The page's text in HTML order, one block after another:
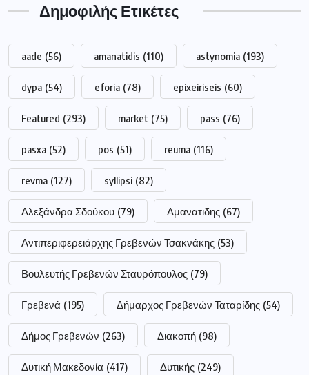
Δημοφιλής Ετικέτες
aade (56) amanatidis (110) astynomia (193)
dypa (54) eforia (78) epixeiriseis (60)
Featured (293) market (75) pass (76)
pasxa (52) pos (51) reuma (116)
revma (127) syllipsi (82)
Αλεξάνδρα Σδούκου (79) Αμανατιδης (67)
Αντιπεριφερειάρχης Γρεβενών Τσακνάκης (53)
Βουλευτής Γρεβενών Σταυρόπουλος (79)
Γρεβενά (195) Δήμαρχος Γρεβενών Ταταρίδης (54)
Δήμος Γρεβενών (263) Διακοπή (98)
Δυτική Μακεδονία (417) Δυτικής (249)